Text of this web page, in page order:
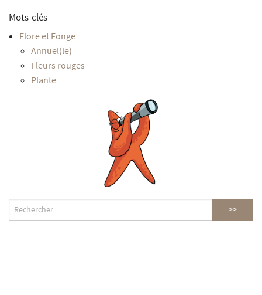
Mots-clés
Flore et Fonge
Annuel(le)
Fleurs rouges
Plante